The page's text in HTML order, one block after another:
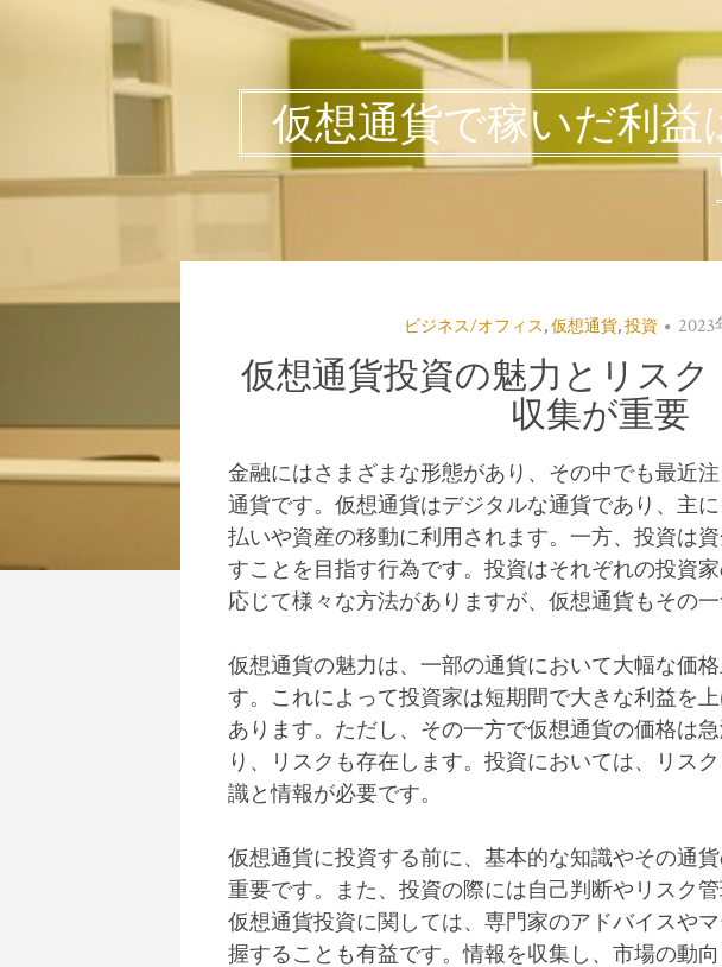
仮想通貨で稼いだ利
ビジネス/オフィス,仮想通貨,投資 2023
仮想通貨投資の魅力とリス
収集が重要
金融にはさまざまな形態があり、その中でも最近
通貨です。 仮想通貨はデジタルな通貨であり、主
払いや資産の移動に利用されます。一方、投資は
すことを目指す行為です。投資はそれぞれの投資
応じて様々な方法がありますが、仮想通貨もその一
仮想通貨の魅力は、一部の通貨において大幅な価
す。これによって投資家は短期間で大きな利益を
あります。ただし、その一方で仮想通貨の価格は
り、リスクも存在します。投資においては、リス
識と情報が必要です。
仮想通貨に投資する前に、基本的な知識やその通
重要です。また、投資の際には自己判断やリスク管
仮想通貨投資に関しては、専門家のアドバイスや
握することも有益です。情報を収集し、市場の動